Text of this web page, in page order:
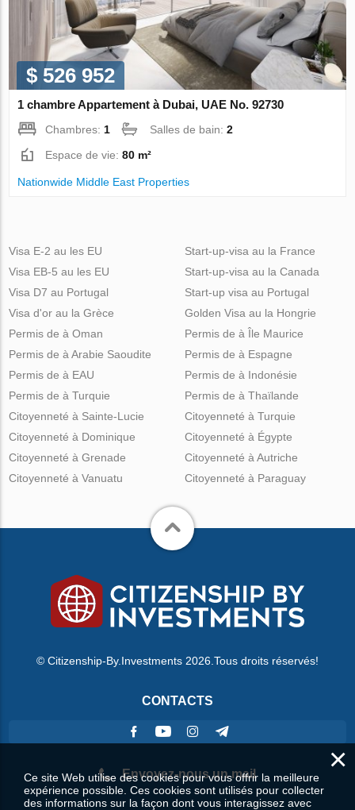
$ 526 952
1 chambre Appartement à Dubai, UAE No. 92730
Chambres: 1 Salles de bain:2
Espace de vie:80 m²
Nationwide Middle East Properties
Visa E-2 au les EU
Visa EB-5 au les EU
Visa D7 au Portugal
Visa d'or au la Grèce
Start-up-visa au la France
Start-up-visa au la Canada
Start-up visa au Portugal
Golden Visa au la Hongrie
Permis de à Oman
Permis de à Arabie Saoudite
Permis de à EAU
Permis de à Turquie
Permis de à Île Maurice
Permis de à Espagne
Permis de à Indonésie
Permis de à Thaïlande
Citoyenneté à Sainte-Lucie
Citoyenneté à Dominique
Citoyenneté à Grenade
Citoyenneté à Vanuatu
Citoyenneté à Turquie
Citoyenneté à Égypte
Citoyenneté à Autriche
Citoyenneté à Paraguay
© Citizenship-By.Investments 2026.Tous droits réservés!
CONTACTS
Envoyez-nous un mail ×
Ce site Web utilise des cookies pour vous offrir la meilleure
expérience possible. Ces cookies sont utilisés pour collecter
des informations sur la façon dont vous interagissez avec